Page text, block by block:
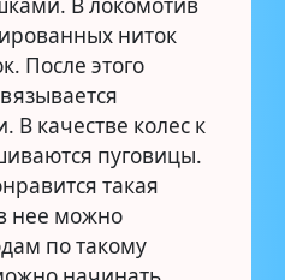
ниток
После этого
качестве колес к
пуговицы.
такая
нее можно
по такому